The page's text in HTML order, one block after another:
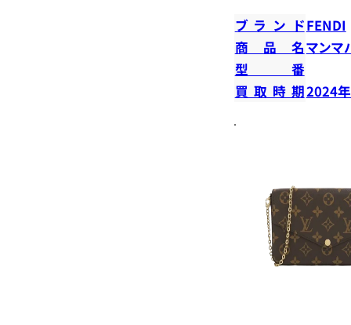
ブランドFENDI
商品名マンマ
型番
買取時期2024